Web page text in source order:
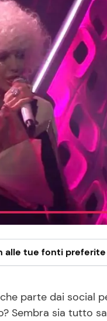
alle tue fonti preferite
parte dai social
Sembra sia tutto